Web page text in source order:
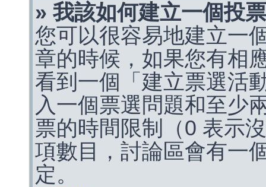
» 我該如何建立一個投
您可以很容易地建立一
章的時候，如果您有相
看到一個「建立票選活
入一個票選問題和至少
票的時間限制（0 表示
項數目，討論區會有一
定。